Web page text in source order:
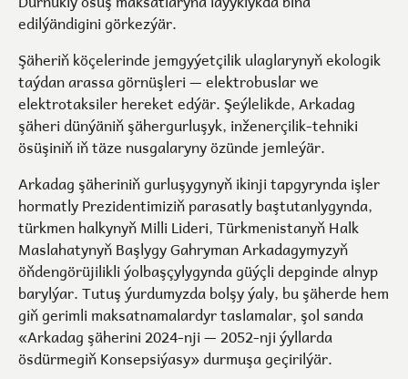
edilýändigini görkezýär.
Şäheriň köçelerinde jemgyýetçilik ulaglarynyň ekologik
taýdan arassa görnüşleri — elektrobuslar we
elektrotaksiler hereket edýär. Şeýlelikde, Arkadag
şäheri dünýäniň şähergurluşyk, inženerçilik-tehniki
ösüşiniň iň täze nusgalaryny özünde jemleýär.
Arkadag şäheriniň gurluşygynyň ikinji tapgyrynda işler
hormatly Prezidentimiziň parasatly baştutanlygynda,
türkmen halkynyň Milli Lideri, Türkmenistanyň Halk
Maslahatynyň Başlygy Gahryman Arkadagymyzyň
öňdengörüjilikli ýolbaşçylygynda güýçli depginde alnyp
barylýar. Tutuş ýurdumyzda bolşy ýaly, bu şäherde hem
giň gerimli maksatnamalardyr taslamalar, şol sanda
«Arkadag şäherini 2024-nji — 2052-nji ýyllarda
ösdürmegiň Konsepsiýasy» durmuşa geçirilýär.